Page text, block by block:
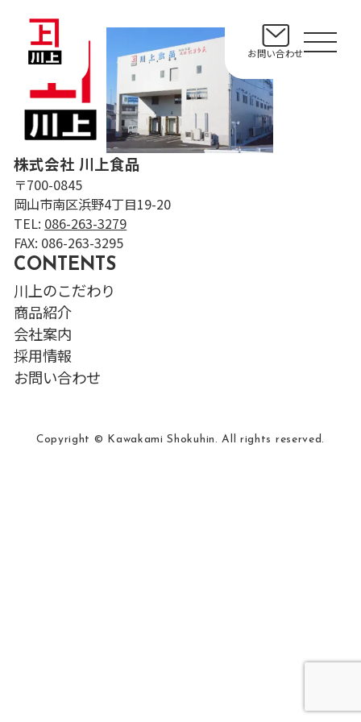
お問い合わせ
株式会社 川上食品
〒700-0845
岡山市南区浜野4丁目19-20
TEL: 086-263-3279
FAX: 086-263-3295
CONTENTS
川上のこだわり
商品紹介
会社案内
採用情報
お問い合わせ
Copyright © Kawakami Shokuhin. All rights reserved.